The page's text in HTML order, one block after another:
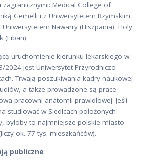
Medical College of
Gemelli i z Uniwersytetem Rzymskim
Uniwersytetem Nawarry (Hiszpania), Holy
(Liban).
uruchomienie kierunku lekarskiego w
2024 jest Uniwersytet Przyrodniczo-
Trwają poszukiwania kadry naukowej
a także prowadzone są prace
pracowni anatomii prawidłowej. Jeśli
studiować w Siedlcach położonych
byłoby to najmniejsze polskie miasto
ok. 77 tys. mieszkańców).
publiczne